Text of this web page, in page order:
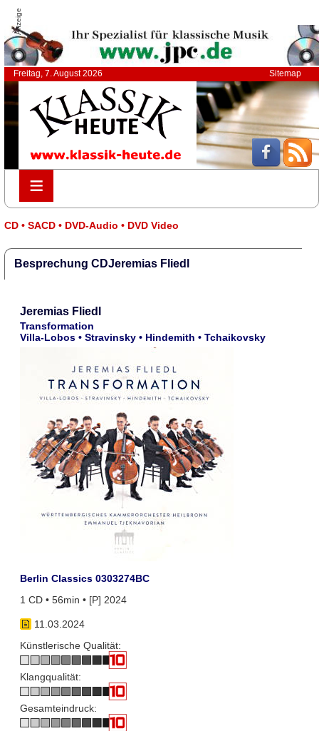
Anzeige
Freitag, 7. August 2026 Sitemap
≡
≡
CD • SACD • DVD-Audio • DVD Video
Besprechung CDJeremias Fliedl
Jeremias Fliedl
Transformation
Villa-Lobos • Stravinsky • Hindemith • Tchaikovsky
Berlin Classics 0303274BC
1 CD • 56min • [P] 2024
11.03.2024
Künstlerische Qualität:
Klangqualität:
Gesamteindruck: